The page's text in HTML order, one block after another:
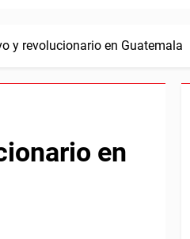
y revolucionario en Guatemala
en